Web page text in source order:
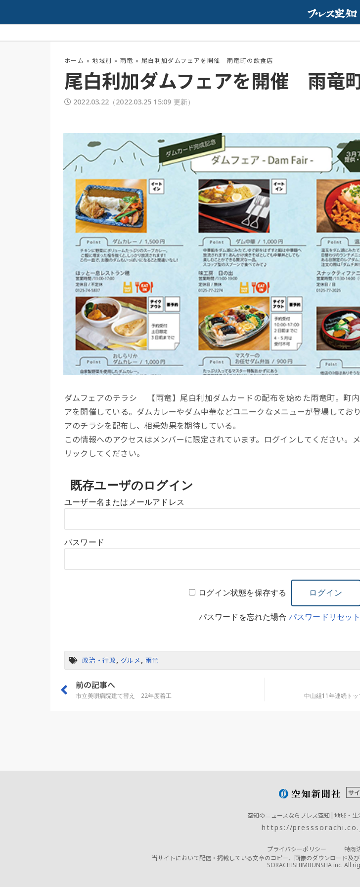
ホーム »地域別 » 雨竜 » 尾白利加ダムフェアを開催 雨竜町の飲食店
尾白利加ダムフェアを開催 雨竜
2022.03.22 （2022.03.25 15:09 更新）
ダムフェアのチラシ 【雨竜】尾白利加ダムカードの配布を始めた雨竜町。町
アを開催している。ダムカレーやダム中華などユニークなメニューが登場してお
アのチラシを配布し、相乗効果を期待している。
この情報へのアクセスはメンバーに限定されています。ログインしてください。
リックしてください。
既存ユーザのログイン
ユーザー名またはメールアドレス
パスワード
ログイン状態を保存する
パスワードを忘れた場合 パスワードリセット
政治・行政, グルメ, 雨竜
前の記事へ
市立美唄病院建て替え 22年度着工 中山組11年連続ト
サ
空知のニュースならプレス空知 | 地域・
https://
プライバシーポリシー
特商
当サイトにおいて配信・掲載している文章のコピー、画像のダウンロード及
SORACHISHIMBUNSHA inc. All